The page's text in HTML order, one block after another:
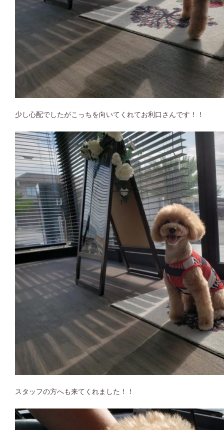
少し心配でしたがこっちを向いてくれてお利口さんです！！
スタッフの方へも来てくれました！！